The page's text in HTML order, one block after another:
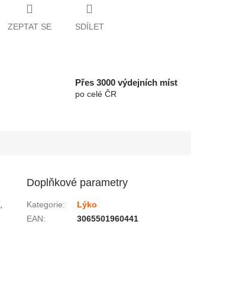
ZEPTAT SE SDÍLET
Přes 3000 výdejních míst
po celé ČR
Doplňkové parametry
Kategorie:
Lýko
EAN: 3065501960441